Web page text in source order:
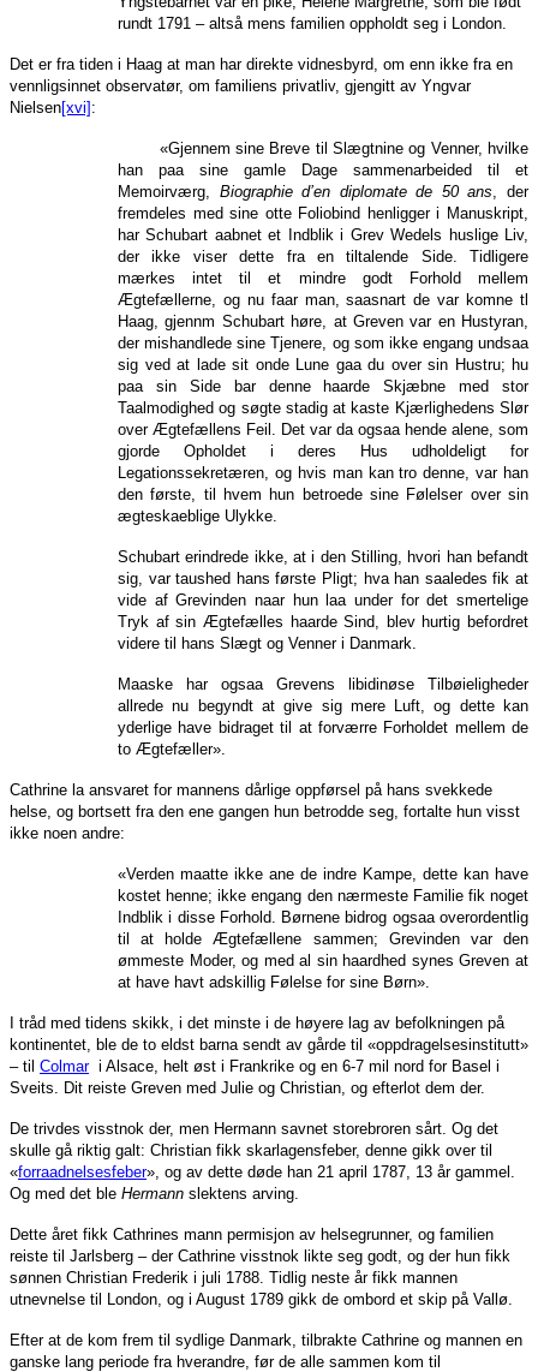
rundt 1791 – altså mens familien oppholdt seg i London.
Det er fra tiden i Haag at man har direkte vidnesbyrd, om enn ikke fra en
vennligsinnet observatør, om familiens privatliv, gjengitt av Yngvar
Nielsen[xvi] :
«Gjennem sine Breve til Slægtnine og Venner, hvilke
han paa sine gamle Dage sammenarbeided til et
Memoirværg, Biographie d’en diplomate de 50 ans , der
fremdeles med sine otte Foliobind henligger i Manuskript,
har Schubart aabnet et Indblik i Grev Wedels huslige Liv,
der ikke viser dette fra en tiltalende Side. Tidligere
mærkes intet til et mindre godt Forhold mellem
Ægtefællerne, og nu faar man, saasnart de var komne tl
Haag, gjennm Schubart høre, at Greven var en Hustyran,
der mishandlede sine Tjenere, og som ikke engang undsaa
sig ved at lade sit onde Lune gaa du over sin Hustru; hu
paa sin Side bar denne haarde Skjæbne med stor
Taalmodighed og søgte stadig at kaste Kjærlighedens Slør
over Ægtefællens Feil. Det var da ogsaa hende alene, som
gjorde Opholdet i deres Hus udholdeligt for
Legationssekretæren, og hvis man kan tro denne, var han
den første, til hvem hun betroede sine Følelser over sin
ægteskaeblige Ulykke.
Schubart erindrede ikke, at i den Stilling, hvori han befandt
sig, var taushed hans første Pligt; hva han saaledes fik at
vide af Grevinden naar hun laa under for det smertelige
Tryk af sin Ægtefælles haarde Sind, blev hurtig befordret
videre til hans Slægt og Venner i Danmark.
Maaske har ogsaa Grevens libidinøse Tilbøieligheder
allrede nu begyndt at give sig mere Luft, og dette kan
yderlige have bidraget til at forværre Forholdet mellem de
to Ægtefæller».
Cathrine la ansvaret for mannens dårlige oppførsel på hans svekkede
helse, og bortsett fra den ene gangen hun betrodde seg, fortalte hun visst
ikke noen andre:
«Verden maatte ikke ane de indre Kampe, dette kan have
kostet henne; ikke engang den nærmeste Familie fik noget
Indblik i disse Forhold. Børnene bidrog ogsaa overordentlig
til at holde Ægtefællene sammen; Grevinden var den
ømmeste Moder, og med al sin haardhed synes Greven at
at have havt adskillig Følelse for sine Børn».
I tråd med tidens skikk, i det minste i de høyere lag av befolkningen på
kontinentet, ble de to eldst barna sendt av gårde til «oppdragelsesinstitutt»
– til Colmari Alsace, helt øst i Frankrike og en 6-7 mil nord for Basel i
Sveits. Dit reiste Greven med Julie og Christian, og efterlot dem der.
De trivdes visstnok der, men Hermann savnet storebroren sårt. Og det
skulle gå riktig galt: Christian fikk skarlagensfeber, denne gikk over til
«forraadnelsesfeber», og av dette døde han 21 april 1787, 13 år gammel.
Og med det ble Hermann slektens arving.
Dette året fikk Cathrines mann permisjon av helsegrunner, og familien
reiste til Jarlsberg – der Cathrine visstnok likte seg godt, og der hun fikk
sønnen Christian Frederik i juli 1788. Tidlig neste år fikk mannen
utnevnelse til London, og i August 1789 gikk de ombord et skip på Vallø.
Efter at de kom frem til sydlige Danmark, tilbrakte Cathrine og mannen en
ganske lang periode fra hverandre, før de alle sammen kom til